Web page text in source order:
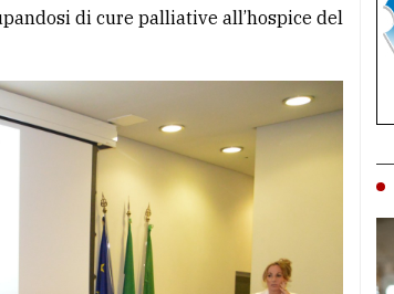
di cure palliative all’hospice del